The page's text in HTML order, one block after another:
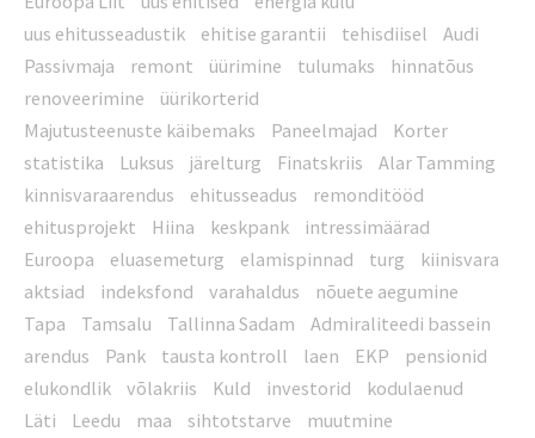
uus ehitusseadustik
ehitise garantii tehisdiisel
Audi
Passivmaja
remont üürimine tulumaks
hinnatõus
renoveerimine
üürikorterid
Majutusteenuste käibemaks
Paneelmajad
Korter
statistika
Luksus järelturg Finatskriis
Alar Tamming
kinnisvaraarendus
ehitusseadus
remonditööd
ehitusprojekt
Hiina keskpank
intressimäärad
Euroopa
eluasemeturg elamispinnad turg
kiinisvara
aktsiad
indeksfond varahaldus
nõuete aegumine
Tapa
Tamsalu Tallinna Sadam
Admiraliteedi bassein
arendus
Pank tausta kontroll laen EKP
pensionid
elukondlik
võlakriis Kuld investorid
kodulaenud
Läti
Leedu maa sihtotstarve
muutmine